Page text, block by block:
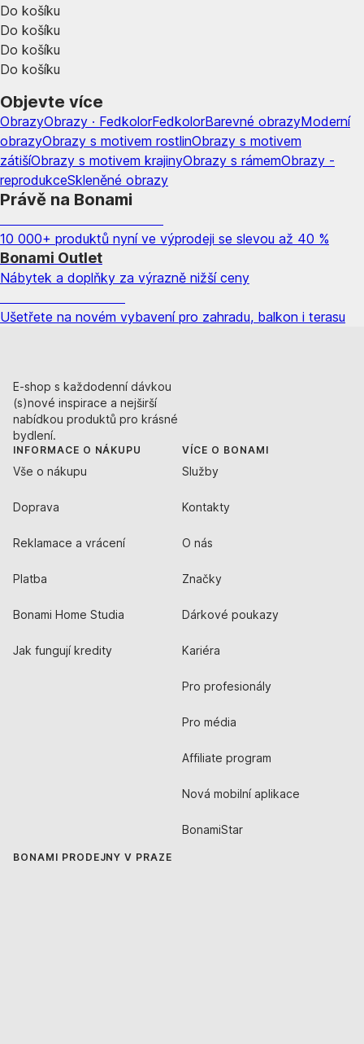
Do košíku
Do košíku
Do košíku
Do košíku
Objevte více
ObrazyObrazy · FedkolorFedkolorBarevné obrazyModerní
obrazyObrazy s motivem rostlinObrazy s motivem
zátišíObrazy s motivem krajinyObrazy s rámemObrazy -
reprodukceSkleněné obrazy
Právě na Bonami
10 000+ produktů nyní ve výprodeji se slevou až 40 %
Bonami Outlet
Nábytek a doplňky za výrazně nižší ceny
Ušetřete na novém vybavení pro zahradu, balkon i terasu
E-shop s každodenní dávkou
(s)nové inspirace a nejširší
nabídkou produktů pro krásné
bydlení.
INFORMACE O NÁKUPU
Vše o nákupu
Doprava
Reklamace a vrácení
Platba
Bonami Home Studia
Jak fungují kredity
VÍCE O BONAMI
Služby
Kontakty
O nás
Značky
Dárkové poukazy
Kariéra
Pro profesionály
Pro média
Affiliate program
Nová mobilní aplikace
BonamiStar
BONAMI PRODEJNY V PRAZE